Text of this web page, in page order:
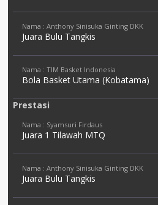
Nama : Anthony Sinisuka Ginting DKK
Juara Bulu Tangkis
Nama : TIM Basket Indonesia
Bola Basket Utama (Kobatama)
Prestasi
Nama : Syamsuri Firdaus
Juara 1 Tilawah MTQ
Nama : Anthony Sinisuka Ginting DKK
Juara Bulu Tangkis